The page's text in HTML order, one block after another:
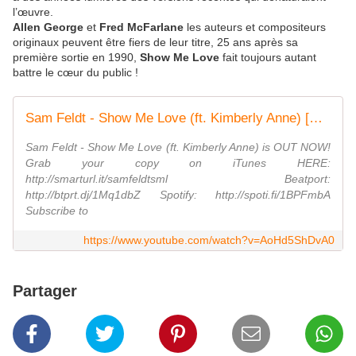
l’œuvre.
Allen George et Fred McFarlane les auteurs et compositeurs
originaux peuvent être fiers de leur titre, 25 ans après sa
première sortie en 1990, Show Me Love fait toujours autant
battre le cœur du public !
Sam Feldt - Show Me Love (ft. Kimberly Anne) [Official Music Video]
Sam Feldt - Show Me Love (ft. Kimberly Anne) is OUT NOW!
Grab your copy on iTunes HERE:
http://smarturl.it/samfeldtsml Beatport:
http://btprt.dj/1Mq1dbZ Spotify: http://spoti.fi/1BPFmbA
Subscribe to
https://www.youtube.com/watch?v=AoHd5ShDvA0
Partager